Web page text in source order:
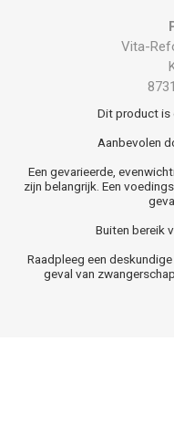
Vita-
Dit product is
Aanbevolen
Een gevarieerde,
zijn belangrijk. Een
Buiten bereik
Raadpleeg een
geval van